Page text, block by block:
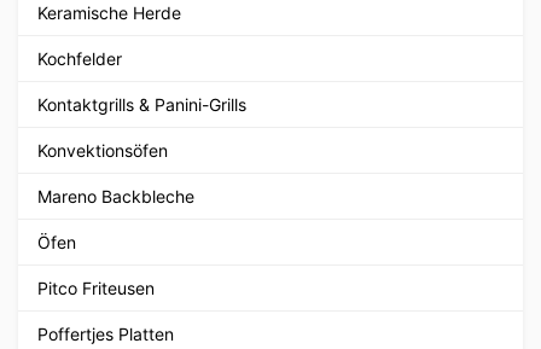
Keramische Herde
Kochfelder
Kontaktgrills & Panini-Grills
Konvektionsöfen
Mareno Backbleche
Öfen
Pitco Friteusen
Poffertjes Platten